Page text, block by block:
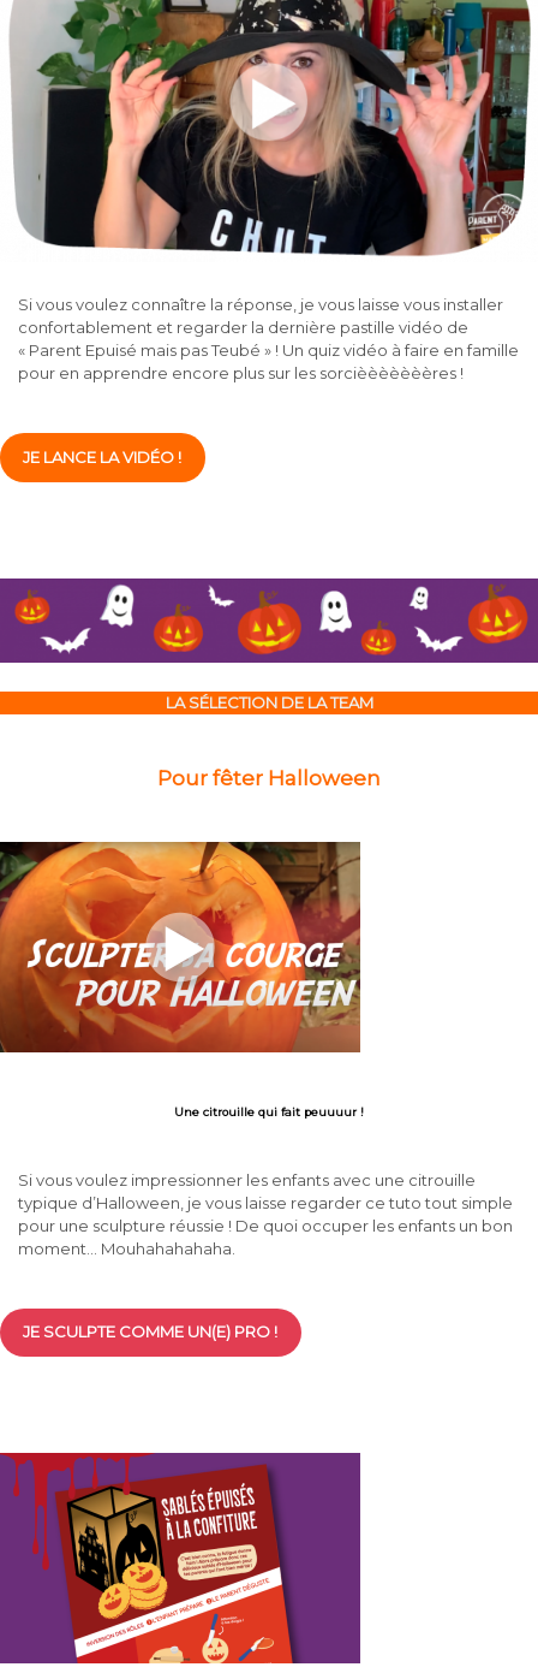
Si vous voulez connaître la réponse, je vous laisse vous installer
confortablement et regarder la dernière pastille vidéo de
« Parent Epuisé mais pas Teubé » ! Un quiz vidéo à faire en famille
pour en apprendre encore plus sur les sorcièèèèèèères !
JE LANCE LA VIDÉO !
LA SÉLECTION DE LA TEAM
Pour fêter Halloween
Une citrouille qui fait peuuuur !
Si vous voulez impressionner les enfants avec une citrouille
typique d’Halloween, je vous laisse regarder ce tuto tout simple
pour une sculpture réussie ! De quoi occuper les enfants un bon
moment… Mouhahahahaha.
JE SCULPTE COMME UN(E) PRO !